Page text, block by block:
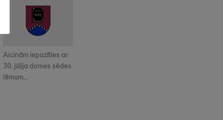
Aicinām iepazīties ar
30. jūlija domes sēdes
lēmum...